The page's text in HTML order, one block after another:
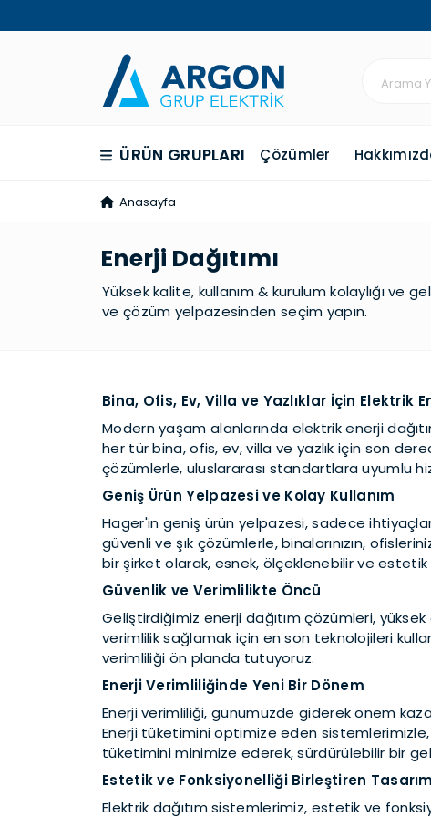
ÜRÜN GRUPLARI Çözümler
Anasayfa
Enerji Dağıtımı
Yüksek kalite, kullanım & kurulum kolaylığı
ve çözüm yelpazesinden seçim yapın.
Bina, Ofis, Ev, Villa ve Yazlıklar İçin Elektrik
Modern yaşam alanlarında elektrik enerji
her tür bina, ofis, ev, villa ve yazlık için son
çözümlerle, uluslararası standartlara uyumlu
Geniş Ürün Yelpazesi ve Kolay Kullanım
Hager'in geniş ürün yelpazesi, sadece
güvenli ve şık çözümlerle, binalarınızın,
bir şirket olarak, esnek, ölçeklenebilir ve estetik
Güvenlik ve Verimlilikte Öncü
Geliştirdiğimiz enerji dağıtım çözümleri,
verimlilik sağlamak için en son teknolojileri
verimliliği ön planda tutuyoruz.
Enerji Verimliliğinde Yeni Bir Dönem
Enerji verimliliği, günümüzde giderek önem
Enerji tüketimini optimize eden
tüketimini minimize ederek, sürdürülebilir bir
Estetik ve Fonksiyonelliği Birleştiren
Elektrik dağıtım sistemlerimiz, estetik ve